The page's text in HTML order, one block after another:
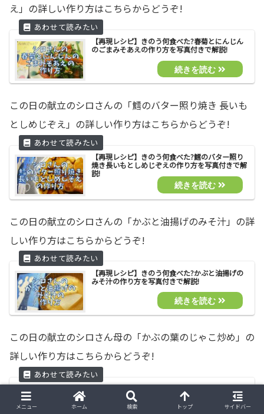
え」の詳しい作り方はこちらからどうぞ!
【再現レシピ】きのう何食べた?春菊とにんじん
のごまみそあえの作り方を写真付きで解説!
この日の献立のシロさんの「鱈のバター照り焼き 長いも
としめじぞえ」の詳しい作り方はこちらからどうぞ!
【再現レシピ】きのう何食べた?鱈のバター照り
焼き長いもとしめじぞえの作り方を写真付きで解
説!
この日の献立のシロさんの「かぶと油揚げのみそ汁」の詳
しい作り方はこちらからどうぞ!
【再現レシピ】きのう何食べた?かぶと油揚げの
みそ汁の作り方を写真付きで解説!
この日の献立のシロさん母の「かぶの葉のじゃこ炒め」の
詳しい作り方はこちらからどうぞ!
【再現レシピ】きのう何食べた?かぶの葉のじゃ
こ炒めの作り方を写真付きで解説!
メニュー ホーム 検索 トップ サイドバー